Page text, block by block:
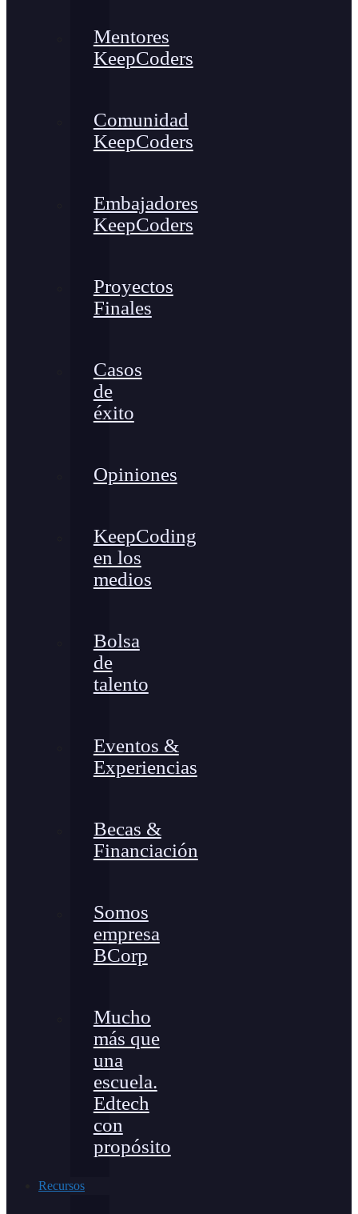
Mentores
KeepCoders
Comunidad
KeepCoders
Embajadores
KeepCoders
Proyectos
Finales
Casos
de
éxito
Opiniones
KeepCoding
en los
medios
Bolsa
de
talento
Eventos &
Experiencias
Becas &
Financiación
Somos
empresa
BCorp
Mucho
más que
una
escuela.
Edtech
con
propósito
Recursos